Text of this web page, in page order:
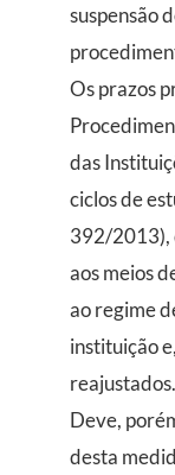
suspensão
Os prazos
das
ciclos de
392/2013),
aos meios
ao regime
instituição
reajustados.
Deve,
desta